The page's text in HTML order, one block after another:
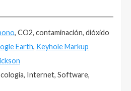
, CO2, contaminación, dióxido
Earth, Keyhole Markup
Internet, Software,